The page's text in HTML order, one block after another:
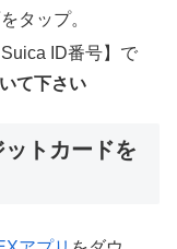
タップ。
ID番号】で
て下さい
トカードを